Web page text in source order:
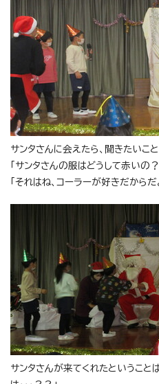
サンタさんに会えたら、聞きたいこ
「サンタさんの服はどうして赤いの
「それはね、コーラーが好きだからだ
サンタさんが来てくれたということ